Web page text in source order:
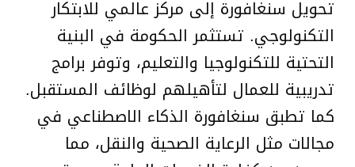
تحويل سنغافورة إلى مركز عالمي للابتكار
التكنولوجي. تستثمر الحكومة في البنية
التحتية للتكنولوجيا والتعليم، وتوفر برامج
تدريبية للعمال لتأهيلهم لوظائف المستقبل.
كما تطبق سنغافورة الذكاء الاصطناعي في
مجالات مثل الرعاية الصحية والنقل، مما